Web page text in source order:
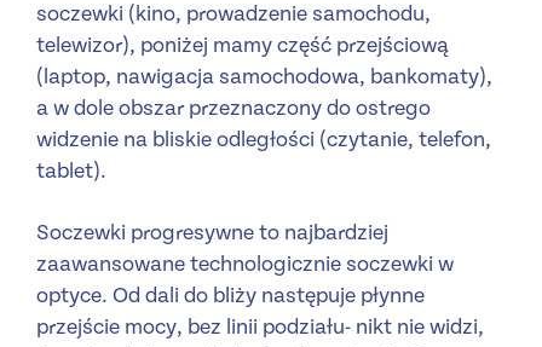
soczewki (kino, prowadzenie samochodu,
telewizor), poniżej mamy część przejściową
(laptop, nawigacja samochodowa, bankomaty),
a w dole obszar przeznaczony do ostrego
widzenie na bliskie odległości (czytanie, telefon,
tablet).
Soczewki progresywne to najbardziej
zaawansowane technologicznie soczewki w
optyce. Od dali do bliży następuje płynne
przejście mocy, bez linii podziału- nikt nie widzi,